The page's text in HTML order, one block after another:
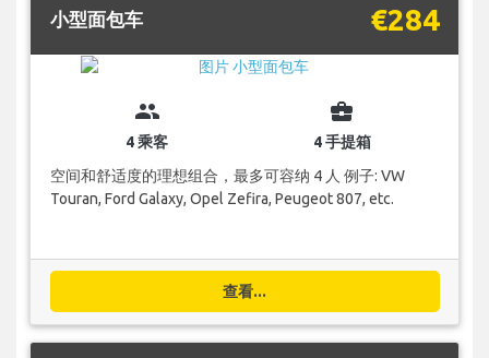
小型面包车 €284
group
4 乘客
business_center
4 手提箱
空间和舒适度的理想组合，最多可容纳 4 人 例子: VW
Touran, Ford Galaxy, Opel Zefira, Peugeot 807, etc.
查看...